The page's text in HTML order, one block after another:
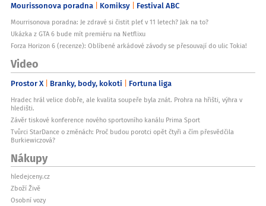
Mourissonova poradna Komiksy Festival ABC
Mourrisonova poradna: Je zdravé si čistit pleť v 11 letech? Jak na to?
Ukázka z GTA 6 bude mít premiéru na Netflixu
Forza Horizon 6 (recenze): Oblíbené arkádové závody se přesouvají do ulic Tokia!
Video
Prostor X Branky, body, kokoti Fortuna liga
Hradec hrál velice dobře, ale kvalita soupeře byla znát. Prohra na hřišti, výhra v
hledišti.
Závěr tiskové konference nového sportovního kanálu Prima Sport
Tvůrci StarDance o změnách: Proč budou porotci opět čtyři a čím přesvědčila
Burkiewiczová?
Nákupy
hledejceny.cz
Zboží Živě
Osobní vozy